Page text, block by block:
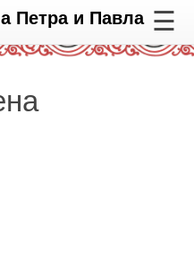
Петра и Павла ☰